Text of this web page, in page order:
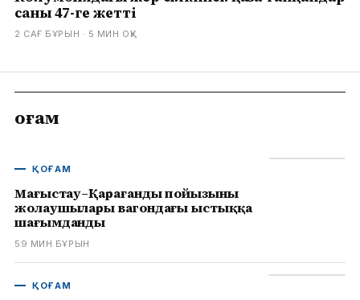
саны 47-ге жетті
2 САҒ БҰРЫН · 5 МИН ОҚУ
Қоғам
ҚОҒАМ
Маңғыстау–Қарағанды пойызының
жолаушылары вагондағы ыстыққа
шағымданды
59 МИН БҰРЫН
ҚОҒАМ